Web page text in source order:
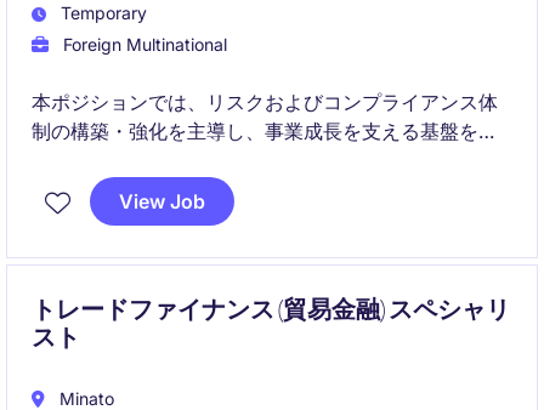
Temporary
Foreign Multinational
本ポジションでは、リスクおよびコンプライアンス体
制の構築・強化を主導し、事業成長を支える基盤を整
規制対応からリスク管理、組織への浸透まで幅広く担
View Job
トレードファイナンス (貿易金融) スペシャリ
スト
Minato